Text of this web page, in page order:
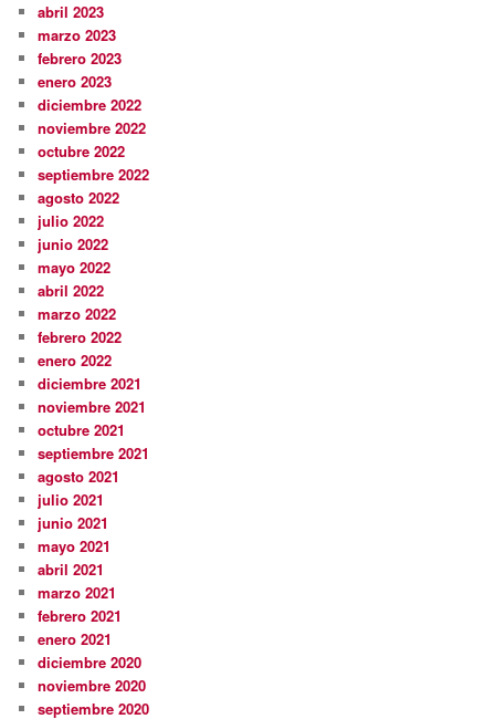
abril 2023
marzo 2023
febrero 2023
enero 2023
diciembre 2022
noviembre 2022
octubre 2022
septiembre 2022
agosto 2022
julio 2022
junio 2022
mayo 2022
abril 2022
marzo 2022
febrero 2022
enero 2022
diciembre 2021
noviembre 2021
octubre 2021
septiembre 2021
agosto 2021
julio 2021
junio 2021
mayo 2021
abril 2021
marzo 2021
febrero 2021
enero 2021
diciembre 2020
noviembre 2020
septiembre 2020